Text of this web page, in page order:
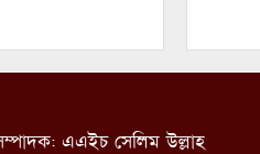
সম্পাদক: এএইচ সেলিম উল্লাহ